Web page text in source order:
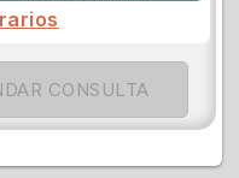
CONSULTA